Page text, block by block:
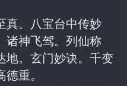
。八宝台中传妙
诸神飞驾。列仙称
地。玄门妙诀。千变
重。